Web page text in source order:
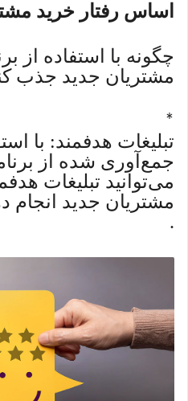
اساس رفتار خرید
چگونه با استفاده از
مشتریان جدید جذب
*
تبلیغات هدفمند: با
جمع‌آوری شده از
می‌توانید تبلیغات
مشتریان جدید انجام
.